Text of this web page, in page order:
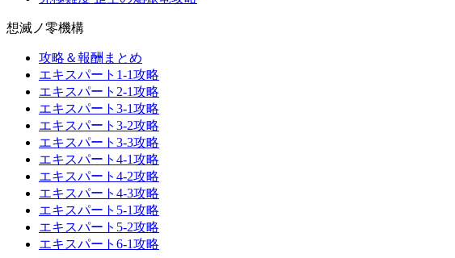
想滅ノ零機構
攻略＆報酬まとめ
エキスパート1-1攻略
エキスパート2-1攻略
エキスパート3-1攻略
エキスパート3-2攻略
エキスパート3-3攻略
エキスパート4-1攻略
エキスパート4-2攻略
エキスパート4-3攻略
エキスパート5-1攻略
エキスパート5-2攻略
エキスパート6-1攻略